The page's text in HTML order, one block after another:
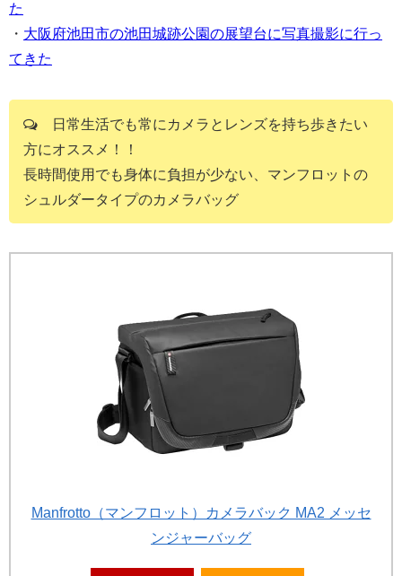
た
・ 大阪府池田市の池田城跡公園の展望台に写真撮影に行っ
てきた
日常生活でも常にカメラとレンズを持ち歩きたい
方にオススメ！！
長時間使用でも身体に負担が少ない、マンフロットの
シュルダータイプのカメラバッグ
Manfrotto（マンフロット）カメラバック MA2 メッセ
ンジャーバッグ